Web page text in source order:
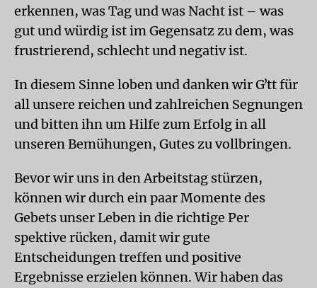
erkennen, was Tag und was Nacht ist – was
gut und würdig ist im Gegensatz zu dem, was
frustrierend, schlecht und negativ ist.
In diesem Sinne loben und danken wir Gʼtt für
all unsere reichen und zahlreichen Segnungen
und bitten ihn um Hilfe zum Erfolg in all
unseren Bemühungen, Gutes zu vollbringen.
Bevor wir uns in den Arbeitstag stürzen,
können wir durch ein paar Momente des
Gebets unser Leben in die richtige Per
spektive rücken, damit wir gute
Entscheidungen treffen und positive
Ergebnisse erzielen können. Wir haben das